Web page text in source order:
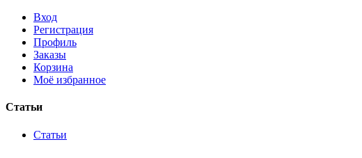
Вход
Регистрация
Профиль
Заказы
Корзина
Моё избранное
Статьи
Статьи